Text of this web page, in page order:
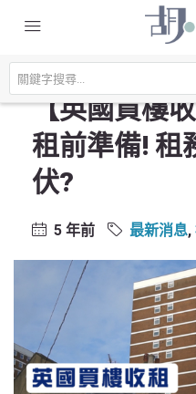
主頁
【英國買樓收租】一文睇放租前
【英國買樓
租前準備! 租
伏?
5 年前 最新消息,